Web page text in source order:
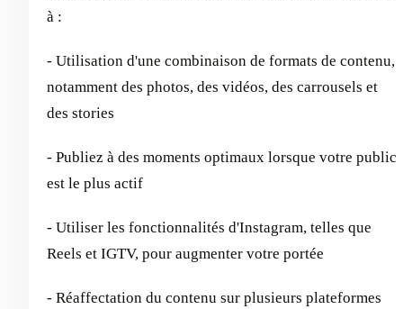
à :
- Utilisation d'une combinaison de formats de contenu,
notamment des photos, des vidéos, des carrousels et
des stories
- Publiez à des moments optimaux lorsque votre public
est le plus actif
- Utiliser les fonctionnalités d'Instagram, telles que
Reels et IGTV, pour augmenter votre portée
- Réaffectation du contenu sur plusieurs plateformes